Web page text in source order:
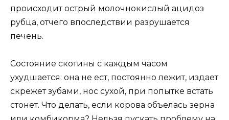
происходит острый молочнокислый ацидоз
рубца, отчего впоследствии разрушается
печень.
Состояние скотины с каждым часом
ухудшается: она не ест, постоянно лежит, издает
скрежет зубами, нос сухой, при попытке встать
стонет. Что делать, если корова объелась зерна